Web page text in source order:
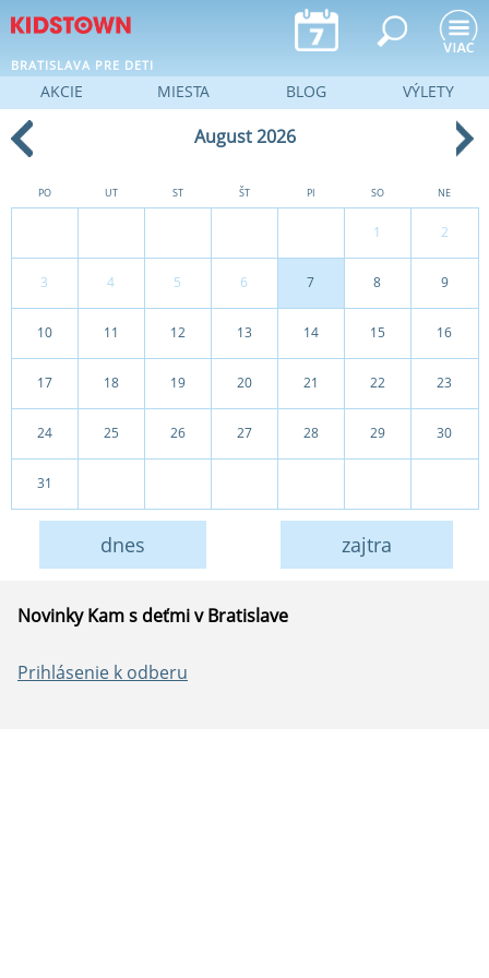
Jump to navigation
BRATISLAVA PRE DETI
August 2026
PO UT ST ŠT PI SO NE
1 2
3 4 5 6 7 8 9
10 11 12 13 14 15 16
17 18 19 20 21 22 23
24 25 26 27 28 29 30
31
dnes zajtra
Novinky Kam s deťmi v Bratislave
Prihlásenie k odberu
AKCIE MIESTA BLOG VÝLETY